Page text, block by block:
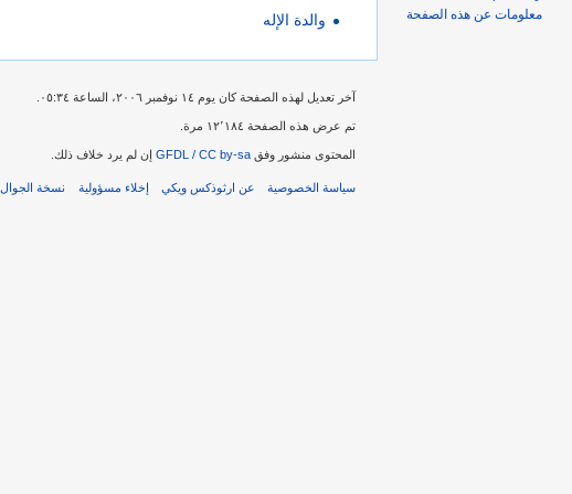
والدة الإله
معلومات عن هذه الصفحة
آخر تعديل لهذه الصفحة كان يوم ١٤ نوفمبر ٢٠٠٦، الساعة ٠٥:٣٤.
تم عرض هذه الصفحة ١٢٬١٨٤ مرة.
المحتوى منشور وفق GFDL / CC by-sa إن لم يرد خلاف ذلك.
سياسة الخصوصية عن ارثوذكس ويكي إخلاء مسؤولية نسخة الجوال